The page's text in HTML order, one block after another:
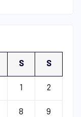
S S
1 2
8 9